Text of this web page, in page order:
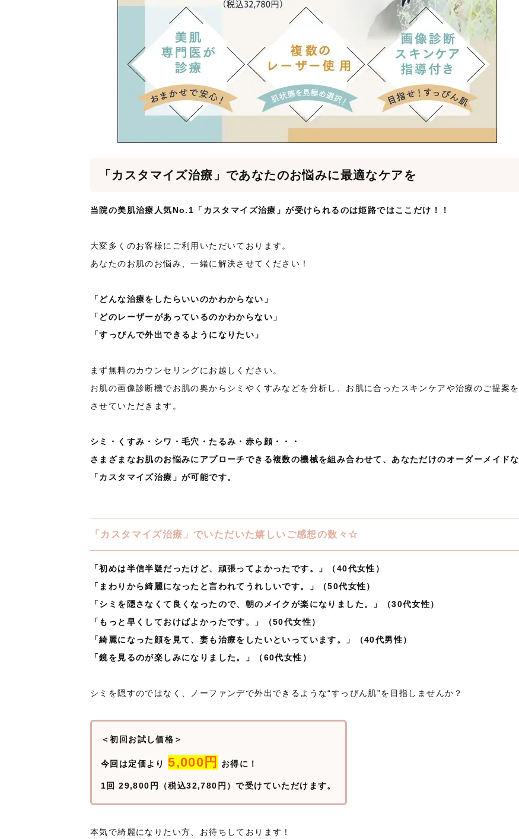
「カスタマイズ治療」であなたのお悩みに最適なケアを
当院の美肌治療人気No.1「カスタマイズ治療」が受けられるのは姫路ではここだけ！！
大変多くのお客様にご利用いただいております。
あなたのお肌のお悩み、一緒に解決させてください！
「どんな治療をしたらいいのかわからない」
「どのレーザーがあっているのかわからない」
「すっぴんで外出できるようになりたい」
まず無料のカウンセリングにお越しください。
お肌の画像診断機でお肌の奥からシミやくすみなどを分析し、お肌に合ったスキンケアや治療のご提案を
させていただきます。
シミ・くすみ・シワ・毛穴・たるみ・赤ら顔・・・
さまざまなお肌のお悩みにアプローチできる複数の機械を組み合わせて、あなただけのオーダーメイドな
「カスタマイズ治療」が可能です。
「カスタマイズ治療」でいただいた嬉しいご感想の数々☆
「初めは半信半疑だったけど、頑張ってよかったです。」（40代女性）
「まわりから綺麗になったと言われてうれしいです。」（50代女性）
「シミを隠さなくて良くなったので、朝のメイクが楽になりました。」（30代女性）
「もっと早くしておけばよかったです。」（50代女性）
「綺麗になった顔を見て、妻も治療をしたいといっています。」（40代男性）
「鏡を見るのが楽しみになりました。」（60代女性）
シミを隠すのではなく、ノーファンデで外出できるような“すっぴん肌”を目指しませんか？
＜初回お試し価格＞
今回は定価より5,000円 お得に！
1回 29,800円（税込32,780円）で受けていただけます。
本気で綺麗になりたい方、お待ちしております！